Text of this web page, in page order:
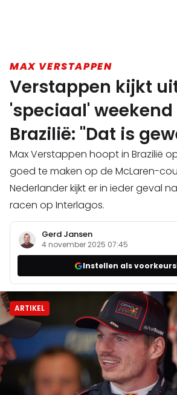
MAX VERSTAPPEN
Verstappen kijkt
'speciaal' weekend
Brazilië: "Dat is
Max Verstappen hoopt in Brazilië
goed te maken op de McLaren-
Nederlander kijkt er in ieder geval
racen op Interlagos.
Gerd Jansen
4 november 2025 07:45
Instellen als
ARTIKEL